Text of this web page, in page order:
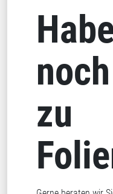
zu